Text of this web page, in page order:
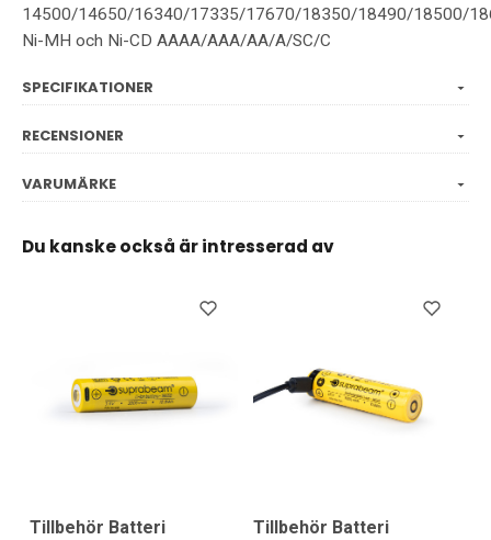
14500/14650/16340/17335/17670/18350/18490/18500/
Ni-MH och Ni-CD AAAA/AAA/AA/A/SC/C
SPECIFIKATIONER
RECENSIONER
VARUMÄRKE
Du kanske också är intresserad av
Tillbehör Batteri
Tillbehör Batteri